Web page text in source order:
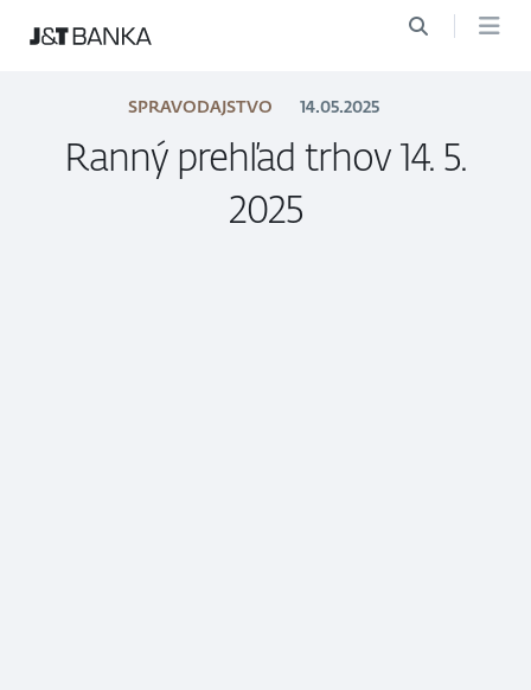
SPRAVODAJSTVO 14.05.2025
Ranný prehľad trhov 14. 5.
2025